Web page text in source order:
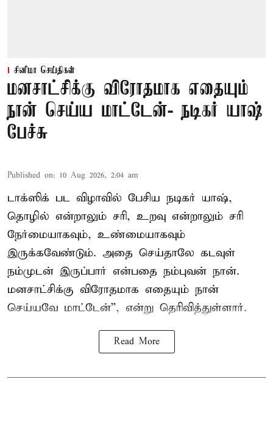
சினிமா செய்திகள்
மனசாட்சிக்கு விரோதமாக எதையும்
நான் செய்ய மாட்டேன்- நடிகர் யாஷ்
பேச்சு
Published on: 10 Aug 2026, 2:04 am
டாக்ஸிக் பட விழாவில் பேசிய நடிகர் யாஷ்,
தொழில் என்றாலும் சரி, உறவு என்றாலும் சரி
நேர்மையாகவும், உண்மையாகவும்
இருக்கவேண்டும். அதை செய்தாலே கடவுள்
நம்முடன் இருப்பார் என்பதை நம்புவன் நான்.
மனசாட்சிக்கு விரோதமாக எதையும் நான்
செய்யவே மாட்டேன்'', என்று தெரிவித்துள்ளார்.
Read More